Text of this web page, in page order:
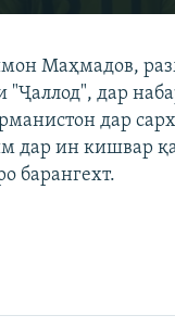
240p 360p
720p 1080p
Маҳмадов,
"Ҷаллод", дар
дар
дар ин кишвар
барангехт.